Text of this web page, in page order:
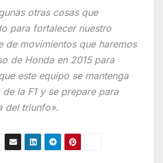
otras cosas que
para fortalecer nuestro
de movimientos que haremos
de Honda en 2015 para
este equipo se mantenga
la F1 y se prepare para
del triunfo».